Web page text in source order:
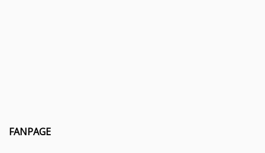
FANPAGE